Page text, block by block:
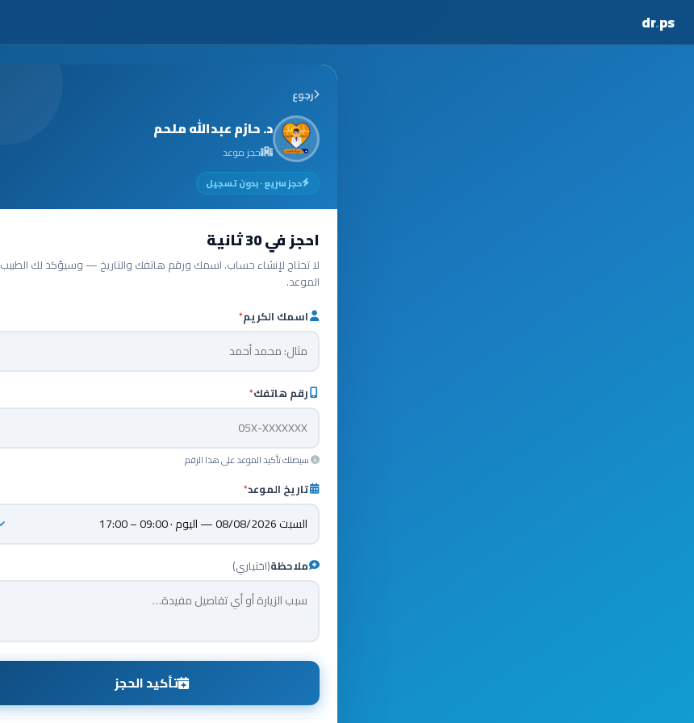
dr.ps
رجوع
د. حازم عبدالله ملحم
حجز موعد
حجز سريع · بدون تسجيل
احجز في 30 ثانية
لا تحتاج لإنشاء حساب. اسمك ورقم هاتفك والتاريخ — وسيؤكد لك الطبيب
الموعد.
اسمك الكريم*
رقم هاتفك*
سيصلك تأكيد الموعد على هذا الرقم
تاريخ الموعد*
ملاحظة(اختياري)
تأكيد الحجز